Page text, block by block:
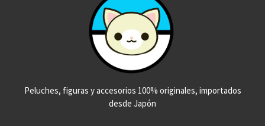
Peluches, figuras y accesorios 100% originales, importados
desde Japón